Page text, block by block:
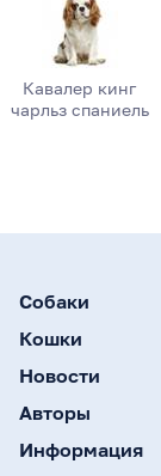
Кавалер кинг
чарльз спаниель
Собаки
Кошки
Новости
Авторы
Информация